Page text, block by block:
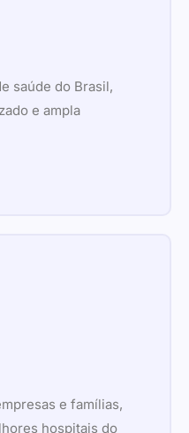
saúde do Brasil,
e ampla
e famílias,
hospitais do